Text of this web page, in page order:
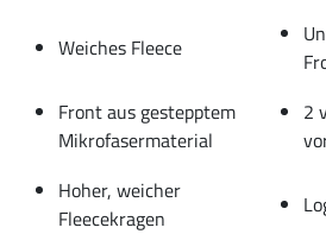
Weiches Fleece
Front aus gestepptem
Mikrofasermaterial
2
Hoher, weicher
Fleecekragen